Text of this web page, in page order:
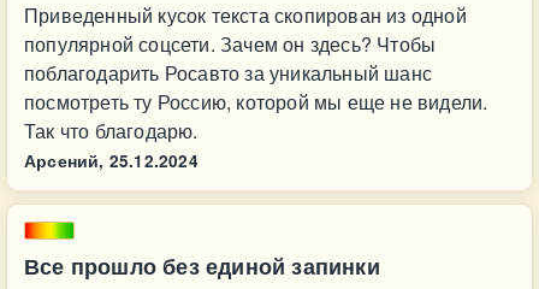
Приведенный кусок текста скопирован из одной
популярной соцсети. Зачем он здесь? Чтобы
поблагодарить Росавто за уникальный шанс
посмотреть ту Россию, которой мы еще не видели.
Так что благодарю.
Арсений, 25.12.2024
Все прошло без единой запинки